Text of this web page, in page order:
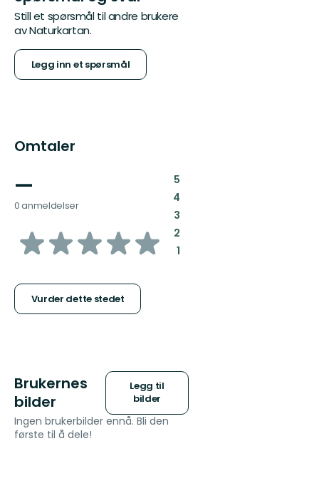
Still et spørsmål til andre brukere
av Naturkartan.
Legg inn et spørsmål
Omtaler
—
0 anmeldelser
av
stjerner
Vurder dette stedet
5:
4:
3:
2:
1:
Brukernes
bilder
Legg til
bilder
Ingen brukerbilder ennå. Bli den
første til å dele!